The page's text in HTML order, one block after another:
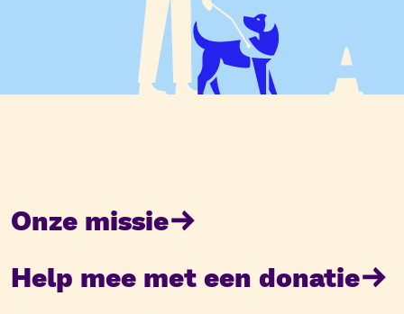
Onze missie
Help mee met een donatie